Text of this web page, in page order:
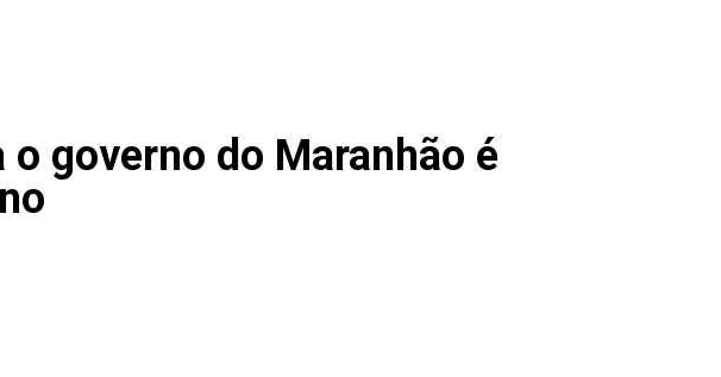
governo do Maranhão é